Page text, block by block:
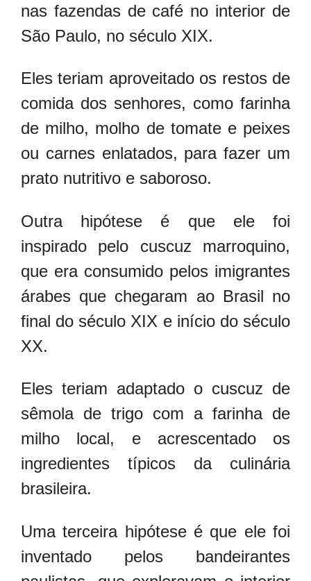
nas fazendas de café no interior de
São Paulo, no século XIX.
Eles teriam aproveitado os restos de
comida dos senhores, como farinha
de milho, molho de tomate e peixes
ou carnes enlatados, para fazer um
prato nutritivo e saboroso.
Outra hipótese é que ele foi
inspirado pelo cuscuz marroquino,
que era consumido pelos imigrantes
árabes que chegaram ao Brasil no
final do século XIX e início do século
XX.
Eles teriam adaptado o cuscuz de
sêmola de trigo com a farinha de
milho local, e acrescentado os
ingredientes típicos da culinária
brasileira.
Uma terceira hipótese é que ele foi
inventado pelos bandeirantes